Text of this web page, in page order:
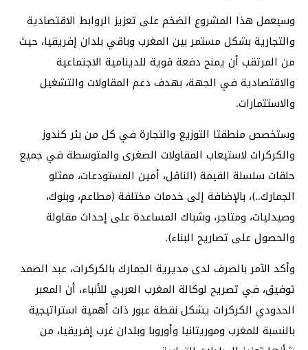
وسيعمل هذا المشروع الضخم على تعزيز الروابط الاقتصادية
والتجارية بشكل مستمر بين المغرب وباقي بلدان إفريقيا، حيث
من المرتقب أن يمنح دفعة قوية للدينامية الاجتماعية
والاقتصادية في الجهة، بهدف دعم المقاولات والتشغيل
والاستثمارات.
وستخصص منطقتا التوزيع والتجارة في كل من بئر كندوز
والكركرات لاستيعاب المقاولات الصغرى والمتوسطة في جميع
حلقات سلسلة القيمة (الناقل، أمين المستودعات، ممثلو
الجمارك..)، بالإضافة إلى خدمات مختلفة (مطاعم، وبنوك،
وصيدليات، ومتاجر، وشباك المساعدة على إحداث مقاولة
والحصول على تصاريح البناء).
وأكد الآمر بالصرف لدى مديرية الجمارك بالكركرات، عبد الصمد
توفيق، في تصريح لوكالة المغرب العربي للأنباء، أن المعبر
الحدودي الكركرات يشكل نقطة عبور ذات أهمية استراتيجية
بالنسبة للمغرب وموريتانيا وأوروبا وبلدان غرب إفريقيا، من